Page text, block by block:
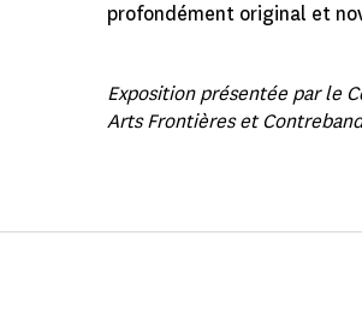
profondément original et
Exposition présentée par le
Arts Frontières et